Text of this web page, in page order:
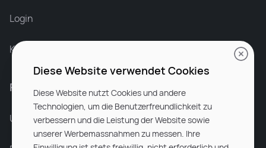
Login
Karriere bei Rocken
Für Unternehmen
Unsere Dienstleistungen
Diese Website verwendet Cookies
Diese Website nutzt Cookies und andere
Technologien, um die Benutzerfreundlichkeit zu
verbessern und die Leistung der Website sowie
unserer Werbemassnahmen zu messen. Ihre